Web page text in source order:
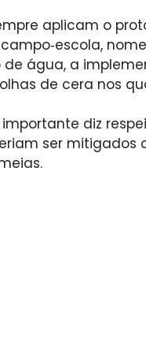
aplicam o
água, a
de cera nos
diz
ser